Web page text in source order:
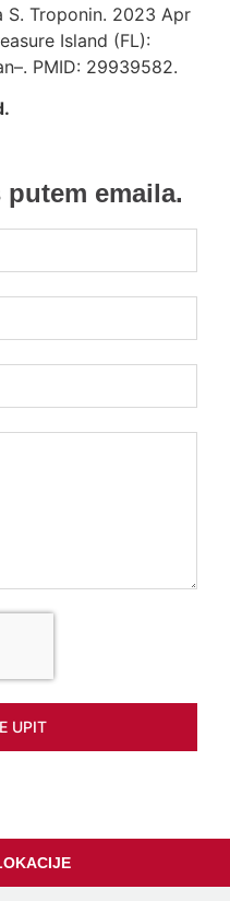
S. Troponin. 2023 Apr
Island (FL):
PMID: 29939582.
emaila.
UPIT